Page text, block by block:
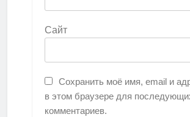
Сайт
Сохранить моё имя, email и
в этом браузере для
комментариев.